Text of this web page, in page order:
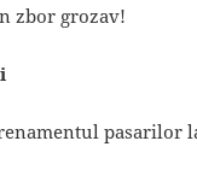
zbor grozav!
pasarilor